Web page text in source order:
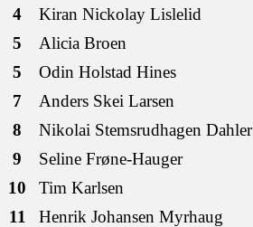
4
Kiran Nickolay Lislelid
5
Alicia Broen
5
Odin Holstad Hines
7
Anders Skei Larsen
8
Nikolai Stemsrudhagen Dahler
9
Seline Frøne-Hauger
10
Tim Karlsen
11
Henrik Johansen Myrhaug